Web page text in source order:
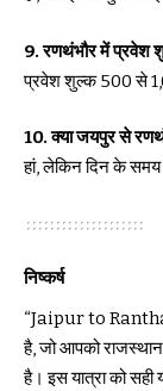
9. रणथंभौर में प्रवेश
प्रवेश शुल्क ₹500 से
10. क्या जयपुर से
हां, लेकिन दिन के समय
निष्कर्ष
“Jaipur to
है, जो आपको
है। इस यात्रा को